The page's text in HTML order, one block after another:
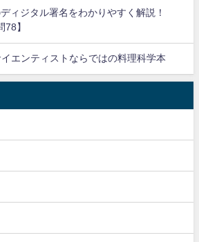
ィジタル署名をわかりやすく解説！
78】
イエンティストならではの料理科学本